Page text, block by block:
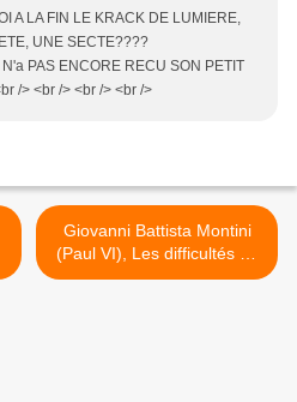
A LA FIN LE KRACK DE LUMIERE,
UNE SECTE????
PAS ENCORE RECU SON PETIT
/> <br /> <br /> <br />
Giovanni Battista Montini
(Paul VI), Les difficultés de
l’"Osservatore Romano" >